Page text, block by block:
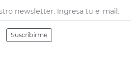
Suscribirme